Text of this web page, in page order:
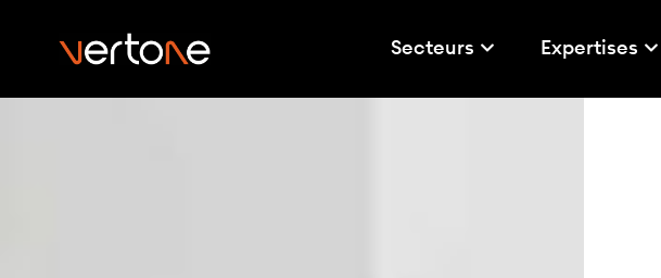
Secteurs Expertises